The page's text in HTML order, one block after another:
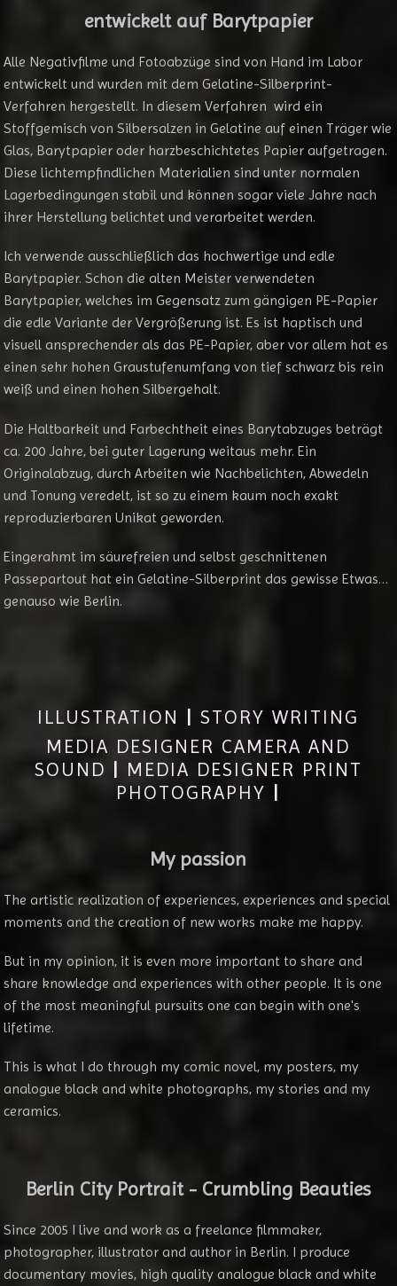
entwickelt auf Barytpapier
Alle Negativfilme und Fotoabzüge sind von Hand im Labor
entwickelt und wurden mit dem Gelatine-Silberprint-
Verfahren hergestellt. In diesem Verfahren wird ein
Stoffgemisch von Silbersalzen in Gelatine auf einen Träger wie
Glas, Barytpapier oder harzbeschichtetes Papier aufgetragen.
Diese lichtempfindlichen Materialien sind unter normalen
Lagerbedingungen stabil und können sogar viele Jahre nach
ihrer Herstellung belichtet und verarbeitet werden.
Ich verwende ausschließlich das hochwertige und edle
Barytpapier. Schon die alten Meister verwendeten
Barytpapier, welches im Gegensatz zum gängigen PE-Papier
die edle Variante der Vergrößerung ist. Es ist haptisch und
visuell ansprechender als das PE-Papier, aber vor allem hat es
einen sehr hohen Graustufenumfang von tief schwarz bis rein
weiß und einen hohen Silbergehalt.
Die Haltbarkeit und Farbechtheit eines Barytabzuges beträgt
ca. 200 Jahre, bei guter Lagerung weitaus mehr. Ein
Originalabzug, durch Arbeiten wie Nachbelichten, Abwedeln
und Tonung veredelt, ist so zu einem kaum noch exakt
reproduzierbaren Unikat geworden.
Eingerahmt im säurefreien und selbst geschnittenen
Passepartout hat ein Gelatine-Silberprint das gewisse Etwas…
genauso wie Berlin.
ILLUSTRATION
STORY WRITING
MEDIA DESIGNER CAMERA AND
SOUND
MEDIA DESIGNER PRINT
PHOTOGRAPHY
My passion
The artistic realization of experiences, experiences and special
moments and the creation of new works make me happy.
But in my opinion, it is even more important to share and
share knowledge and experiences with other people. It is one
of the most meaningful pursuits one can begin with one's
lifetime.
This is what I do through my comic novel, my posters, my
analogue black and white photographs, my stories and my
ceramics.
Berlin City Portrait - Crumbling Beauties
Since 2005 I live and work as a freelance filmmaker,
photographer, illustrator and author in Berlin. I produce
documentary movies, high quality analogue black and white